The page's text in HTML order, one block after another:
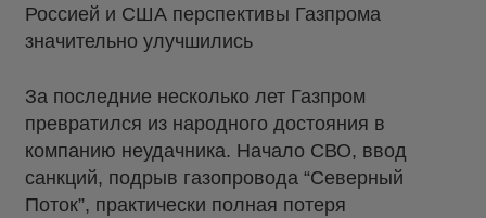
Россией и США перспективы Газпрома
значительно улучшились
За последние несколько лет Газпром
превратился из народного достояния в
компанию неудачника. Начало СВО, ввод
санкций, подрыв газопровода “Северный
Поток”, практически полная потеря